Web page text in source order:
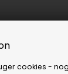
cookies -